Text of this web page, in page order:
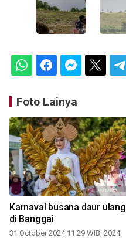
Foto Lainya
Karnaval busana daur ulang
di Banggai
31 October 2024 11:29 WIB, 2024